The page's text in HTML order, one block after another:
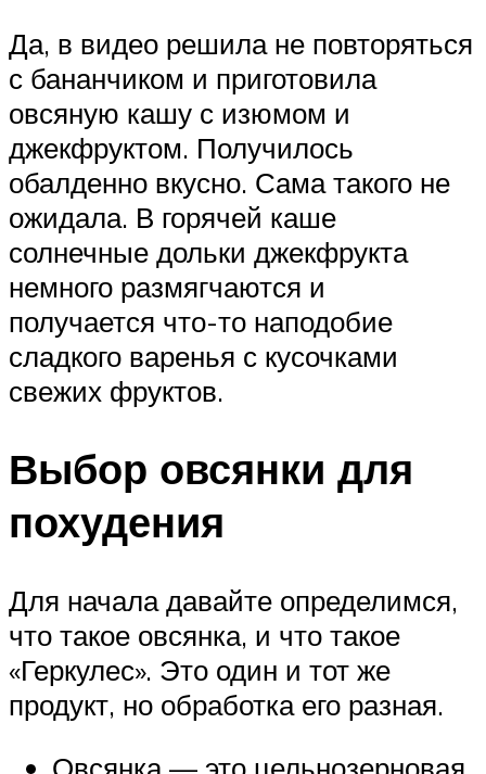
Да, в видео решила не повторяться
с бананчиком и приготовила
овсяную кашу с изюмом и
джекфруктом. Получилось
обалденно вкусно. Сама такого не
ожидала. В горячей каше
солнечные дольки джекфрукта
немного размягчаются и
получается что-то наподобие
сладкого варенья с кусочками
свежих фруктов.
Выбор овсянки для
похудения
Для начала давайте определимся,
что такое овсянка, и что такое
«Геркулес». Это один и тот же
продукт, но обработка его разная.